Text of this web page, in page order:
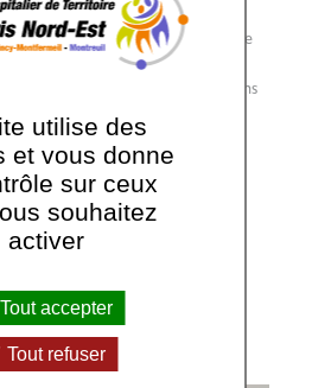
Robert Ballanger du GHT
2019 un important chantier de
adultes et pédiatriques. Les
complètement revus et repensés dans
patients et de désengorger ces
utilise des
et vous donne
sur ceux
souhaitez
activer
Tout accepter
Tout refuser